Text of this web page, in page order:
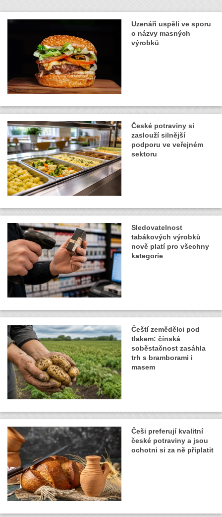
Uzenáři uspěli ve sporu
o názvy masných
výrobků
České potraviny si
zaslouží silnější
podporu ve veřejném
sektoru
Sledovatelnost
tabákových výrobků
nově platí pro všechny
kategorie
Čeští zemědělci pod
tlakem: čínská
soběstačnost zasáhla
trh s bramborami i
masem
Češi preferují kvalitní
české potraviny a jsou
ochotni si za ně připlatit